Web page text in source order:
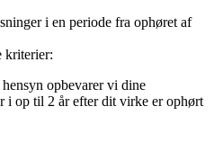
i en periode fra ophøret af
kriterier:
opbevarer vi dine
i op til 2 år efter dit virke er ophørt